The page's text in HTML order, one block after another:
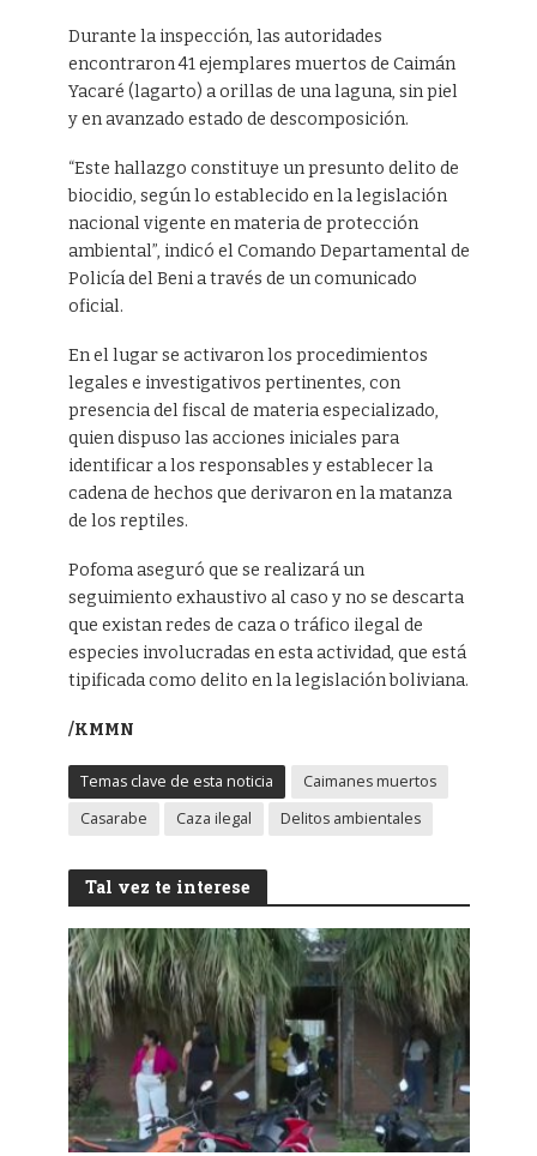
Durante la inspección, las autoridades
encontraron 41 ejemplares muertos de Caimán
Yacaré (lagarto) a orillas de una laguna, sin piel
y en avanzado estado de descomposición.
“Este hallazgo constituye un presunto delito de
biocidio, según lo establecido en la legislación
nacional vigente en materia de protección
ambiental”, indicó el Comando Departamental de
Policía del Beni a través de un comunicado
oficial.
En el lugar se activaron los procedimientos
legales e investigativos pertinentes, con
presencia del fiscal de materia especializado,
quien dispuso las acciones iniciales para
identificar a los responsables y establecer la
cadena de hechos que derivaron en la matanza
de los reptiles.
Pofoma aseguró que se realizará un
seguimiento exhaustivo al caso y no se descarta
que existan redes de caza o tráfico ilegal de
especies involucradas en esta actividad, que está
tipificada como delito en la legislación boliviana.
/KMMN
Temas clave de esta noticia
Caimanes muertos
Casarabe
Caza ilegal Delitos ambientales
Tal vez te interese